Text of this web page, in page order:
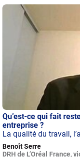
Qu’est-ce qui fait
entreprise ?
La qualité du travail,
Benoît Serre
DRH de L’Oréal France,